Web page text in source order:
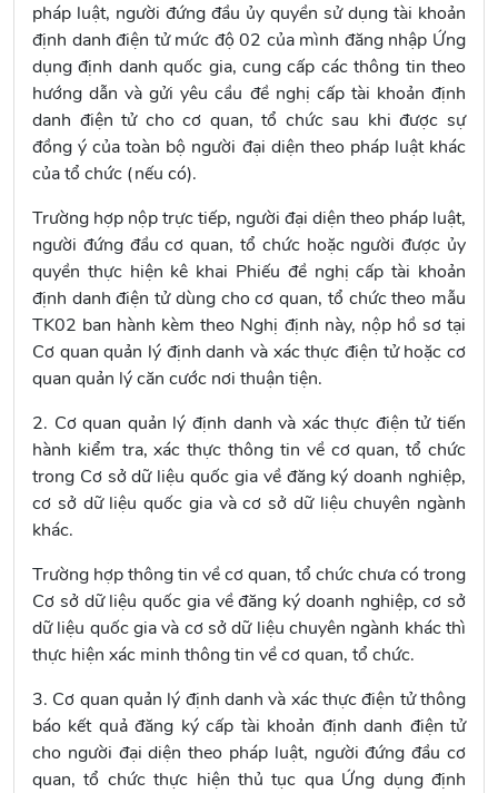
pháp luật, người đứng đầu ủy quyền sử dụng tài khoản
định danh điện tử mức độ 02 của mình đăng nhập Ứng
dụng định danh quốc gia, cung cấp các thông tin theo
hướng dẫn và gửi yêu cầu đề nghị cấp tài khoản định
danh điện tử cho cơ quan, tổ chức sau khi được sự
đồng ý của toàn bộ người đại diện theo pháp luật khác
của tổ chức (nếu có).
Trường hợp nộp trực tiếp, người đại diện theo pháp luật,
người đứng đầu cơ quan, tổ chức hoặc người được ủy
quyền thực hiện kê khai Phiếu đề nghị cấp tài khoản
định danh điện tử dùng cho cơ quan, tổ chức theo mẫu
TK02 ban hành kèm theo Nghị định này, nộp hồ sơ tại
Cơ quan quản lý định danh và xác thực điện tử hoặc cơ
quan quản lý căn cước nơi thuận tiện.
2. Cơ quan quản lý định danh và xác thực điện tử tiến
hành kiểm tra, xác thực thông tin về cơ quan, tổ chức
trong Cơ sở dữ liệu quốc gia về đăng ký doanh nghiệp,
cơ sở dữ liệu quốc gia và cơ sở dữ liệu chuyên ngành
khác.
Trường hợp thông tin về cơ quan, tổ chức chưa có trong
Cơ sở dữ liệu quốc gia về đăng ký doanh nghiệp, cơ sở
dữ liệu quốc gia và cơ sở dữ liệu chuyên ngành khác thì
thực hiện xác minh thông tin về cơ quan, tổ chức.
3. Cơ quan quản lý định danh và xác thực điện tử thông
báo kết quả đăng ký cấp tài khoản định danh điện tử
cho người đại diện theo pháp luật, người đứng đầu cơ
quan, tổ chức thực hiện thủ tục qua Ứng dụng định